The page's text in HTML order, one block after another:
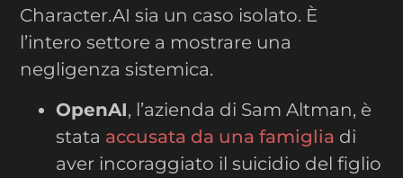
Character.AI sia un caso isolato. È
l’intero settore a mostrare una
negligenza sistemica.
OpenAI, l’azienda di Sam Altman, è
stata accusata da una famiglia di
aver incoraggiato il suicidio del figlio